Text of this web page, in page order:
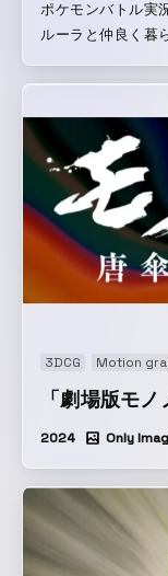
ポケモンバトル実
ルーラと仲良く暮
だからくれぐれも
リミットは、バトル大会
マを作るユラド
3DCG Motion
「劇場版モノ
2024 Only